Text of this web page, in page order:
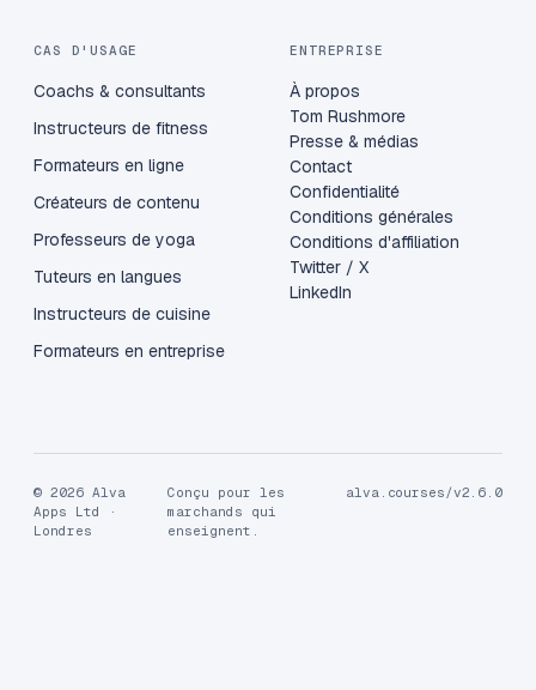
CAS D'USAGE
Coachs & consultants
Instructeurs de fitness
Formateurs en ligne
Créateurs de contenu
Professeurs de yoga
Tuteurs en langues
Instructeurs de cuisine
Formateurs en entreprise
ENTREPRISE
À propos
Tom Rushmore
Presse & médias
Contact
Confidentialité
Conditions générales
Conditions d'affiliation
Twitter / X
LinkedIn
© 2026 Alva
Apps Ltd ·
Londres
Conçu pour les
marchands qui
enseignent.
alva.courses/v2.6.0